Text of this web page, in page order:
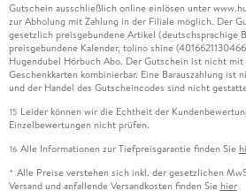
Gutschein ausschließlich online einlösen unter
zur Abholung mit Zahlung in der Filiale möglich. Der
gesetzlich preisgebundene Artikel (deutschsprachige
preisgebundene Kalender, tolino shine
Hugendubel Hörbuch Abo. Der Gutschein ist nicht
Geschenkkarten kombinierbar. Eine Barauszahlung ist
und der Handel des Gutscheincodes sind nicht
15 Leider können wir die Echtheit der
Einzelbewertungen nicht prüfen.
16 Alle Informationen zur Tiefpreisgarantie finden Sie
* Alle Preise verstehen sich inkl. der gesetzlichen
Versand und anfallende Versandkosten finden Sie hier